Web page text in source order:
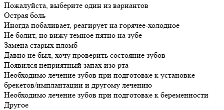
Пожалуйста, выберите один из вариантов
Острая боль
Иногда побаливает, реагирует на горячее-холодное
Не болит, но вижу темное пятно на зубе
Замена старых пломб
Давно не был, хочу проверить состояние зубов
Появился неприятный запах изо рта
Необходимо лечение зубов при подготовке к установке
брекетов/имплантации и другому лечению
Необходимо лечение зубов при подготовке к беременности
Другое